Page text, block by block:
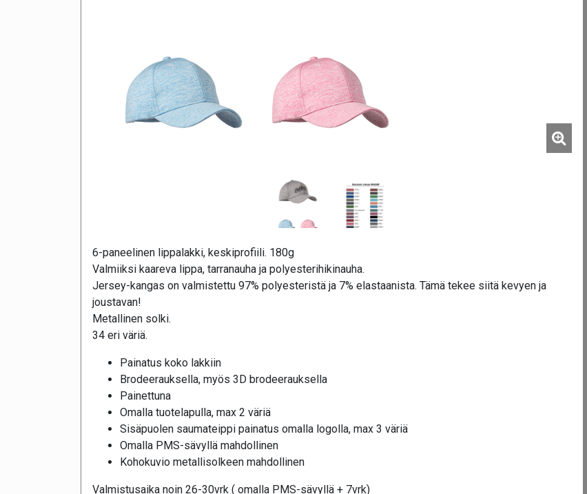
6-paneelinen lippalakki, keskiprofiili. 180g
Valmiiksi kaareva lippa, tarranauha ja polyesterihikinauha.
Jersey-kangas on valmistettu 97% polyesteristä ja 7% elastaanista. Tämä tekee siitä kevyen ja
joustavan!
Metallinen solki.
34 eri väriä.
Painatus koko lakkiin
Brodeerauksella, myös 3D brodeerauksella
Painettuna
Omalla tuotelapulla, max 2 väriä
Sisäpuolen saumateippi painatus omalla logolla, max 3 väriä
Omalla PMS-sävyllä mahdollinen
Kohokuvio metallisolkeen mahdollinen
Valmistusaika noin 26-30vrk ( omalla PMS-sävyllä + 7vrk)